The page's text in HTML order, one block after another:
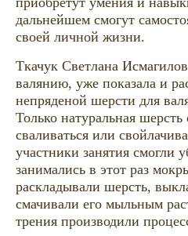
дальнейшем смогут
своей личной жизни.
Ткачук Светлана
валянию, уже показала и
непряденой шерсти для
Только натуральная
сваливаться или
участники занятия смогли
занимались в этот раз
раскладывали шерсть,
смачивали его мыльным
трения производили